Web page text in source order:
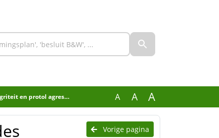
en protol agressie A A A
Vorige pagina